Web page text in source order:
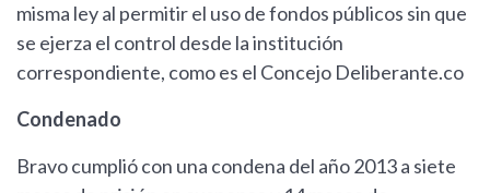
misma ley al permitir el uso de fondos públicos sin que
se ejerza el control desde la institución
correspondiente, como es el Concejo Deliberante.co
Condenado
Bravo cumplió con una condena del año 2013 a siete